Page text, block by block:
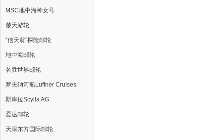
MSC地中海神女号
楚天游轮
“信天翁”探险邮轮
地中海邮轮
名胜世界邮轮
罗夫纳河船Luftner Cruises
斯库拉Scylla AG
爱达邮轮
天津东方国际邮轮